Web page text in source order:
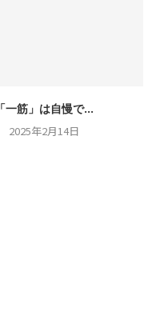
「一筋」は自慢で...
2025年2月14日